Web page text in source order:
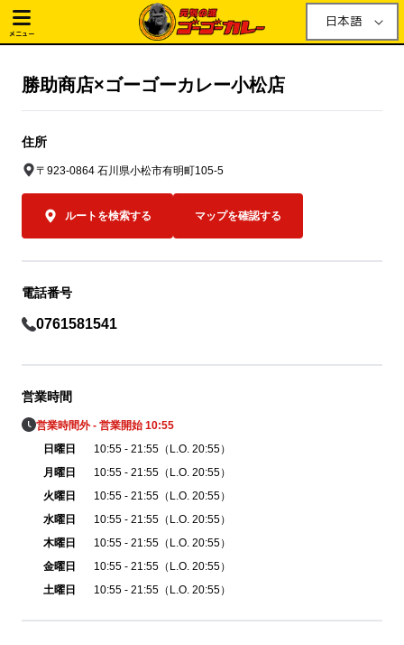
メニュー
日本語
勝助商店×ゴーゴーカレー小松店
住所
〒923-0864 石川県小松市有明町105-5
ルートを検索する マップを確認する
電話番号
0761581541
営業時間
営業時間外 - 営業開始 10:55
日曜日
10:55 - 21:55（L.O. 20:55）
月曜日
10:55 - 21:55（L.O. 20:55）
火曜日
10:55 - 21:55（L.O. 20:55）
水曜日
10:55 - 21:55（L.O. 20:55）
木曜日
10:55 - 21:55（L.O. 20:55）
金曜日
10:55 - 21:55（L.O. 20:55）
土曜日
10:55 - 21:55（L.O. 20:55）